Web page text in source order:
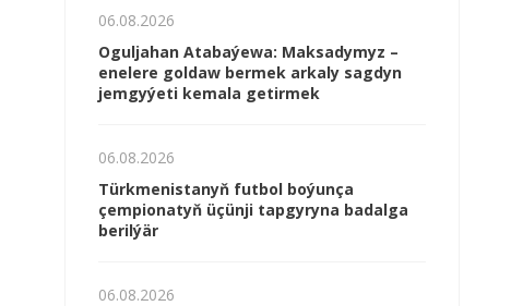
06.08.2026
Oguljahan Atabaýewa: Maksadymyz –
enelere goldaw bermek arkaly sagdyn
jemgyýeti kemala getirmek
06.08.2026
Türkmenistanyň futbol boýunça
çempionatyň üçünji tapgyryna badalga
berilýär
06.08.2026